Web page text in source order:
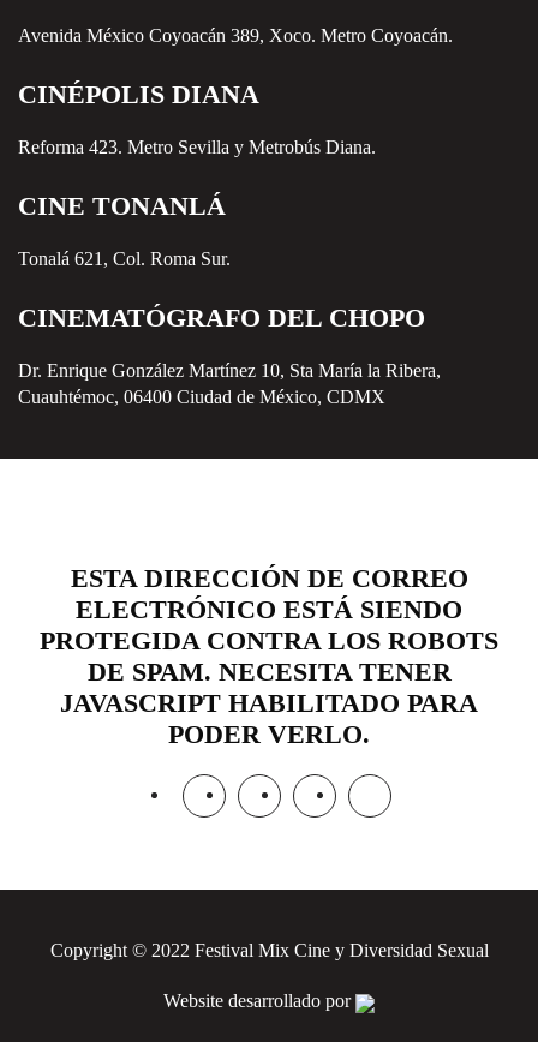
Avenida México Coyoacán 389, Xoco. Metro Coyoacán.
CINÉPOLIS DIANA
Reforma 423. Metro Sevilla y Metrobús Diana.
CINE TONANLÁ
Tonalá 621, Col. Roma Sur.
CINEMATÓGRAFO DEL CHOPO
Dr. Enrique González Martínez 10, Sta María la Ribera,
Cuauhtémoc, 06400 Ciudad de México, CDMX
ESTA DIRECCIÓN DE CORREO
ELECTRÓNICO ESTÁ SIENDO
PROTEGIDA CONTRA LOS ROBOTS
DE SPAM. NECESITA TENER
JAVASCRIPT HABILITADO PARA
PODER VERLO.
Copyright © 2022 Festival Mix Cine y Diversidad Sexual
Website desarrollado por